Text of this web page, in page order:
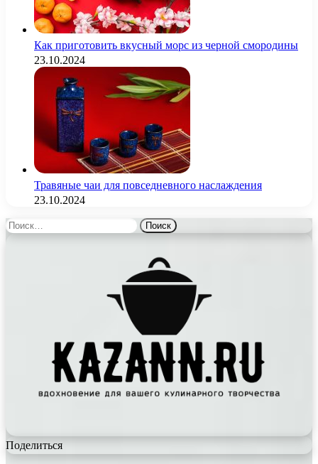
Как приготовить вкусный морс из черной смородины
23.10.2024
Травяные чаи для повседневного наслаждения
23.10.2024
Найти:
Поделиться